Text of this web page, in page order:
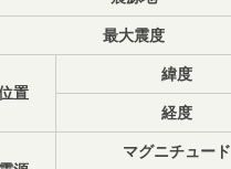
最大震度
置
緯度
経度
マグニチュード